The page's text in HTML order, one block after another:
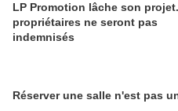
LP Promotion lâche son
propriétaires ne seront pas
indemnisés
Réserver une salle n'est pas